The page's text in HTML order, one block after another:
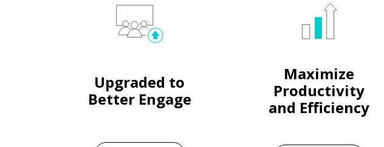
Upgraded to
Better Engage
Maximize
Productivity
and Efficiency